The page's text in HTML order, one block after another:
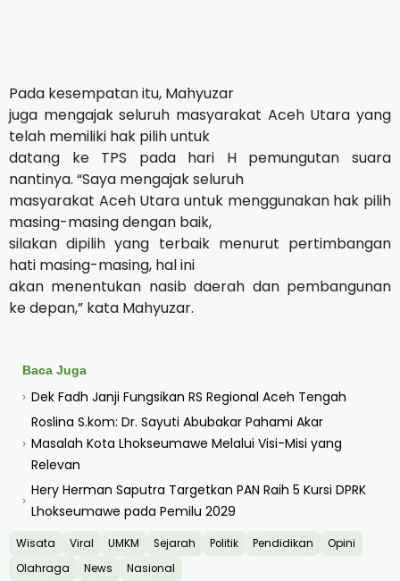
Pada kesempatan itu, Mahyuzar
juga mengajak seluruh masyarakat Aceh Utara yang
telah memiliki hak pilih untuk
datang ke TPS pada hari H pemungutan suara
nantinya. “Saya mengajak seluruh
masyarakat Aceh Utara untuk menggunakan hak pilih
masing-masing dengan baik,
silakan dipilih yang terbaik menurut pertimbangan
hati masing-masing, hal ini
akan menentukan nasib daerah dan pembangunan
ke depan,” kata Mahyuzar.
Baca Juga
› Dek Fadh Janji Fungsikan RS Regional Aceh Tengah
›
Roslina S.kom: Dr. Sayuti Abubakar Pahami Akar
Masalah Kota Lhokseumawe Melalui Visi-Misi yang
Relevan
›
Hery Herman Saputra Targetkan PAN Raih 5 Kursi DPRK
Lhokseumawe pada Pemilu 2029
Wisata Viral UMKM Sejarah Politik Pendidikan
Opini
Olahraga
News Nasional